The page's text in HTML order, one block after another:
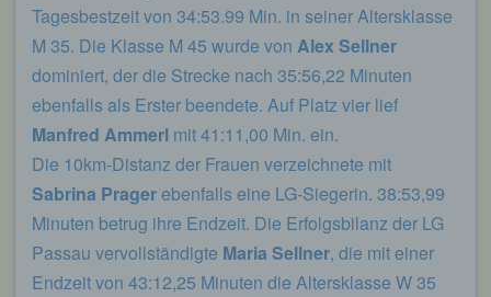
Tagesbestzeit von 34:53.99 Min. in seiner Altersklasse
M 35. Die Klasse M 45 wurde von Alex Sellner
dominiert, der die Strecke nach 35:56,22 Minuten
ebenfalls als Erster beendete. Auf Platz vier lief
Manfred Ammerl mit 41:11,00 Min. ein.
Die 10km-Distanz der Frauen verzeichnete mit
Sabrina Pragerebenfalls eine LG-Siegerin. 38:53,99
Minuten betrug ihre Endzeit. Die Erfolgsbilanz der LG
Passau vervollständigte Maria Sellner, die mit einer
Endzeit von 43:12,25 Minuten die Altersklasse W 35